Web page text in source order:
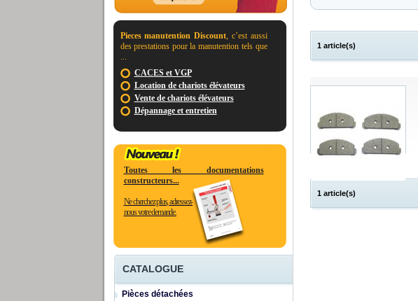
1 article(s)
1 article(s)
Pieces manutention Discount, c’est aussi
des prestations pour la manutention tels que
...
CACES et VGP
Location de chariots élévateurs
Vente de chariots élévateurs
Dépannage et entretien
Toutes les documentations
constructeurs...
Ne cherchez plus, adressez-
nous votre demande.
CATALOGUE
Pièces détachées